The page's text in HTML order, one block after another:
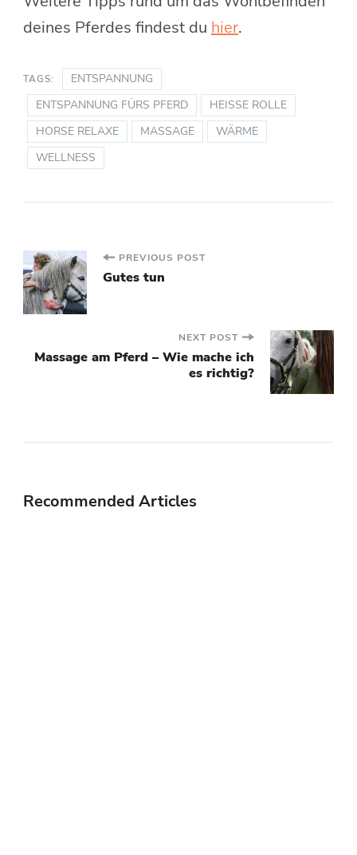
deines Pferdes findest du hier.
TAGS:
ENTSPANNUNG
ENTSPANNUNG FÜRS PFERD
HEISSE ROLLE
HORSE RELAXE
MASSAGE
WÄRME
WELLNESS
Post
Navigation
PREVIOUS POST
Gutes tun
NEXT POST
Massage am Pferd – Wie mache ich
es richtig?
Recommended Articles